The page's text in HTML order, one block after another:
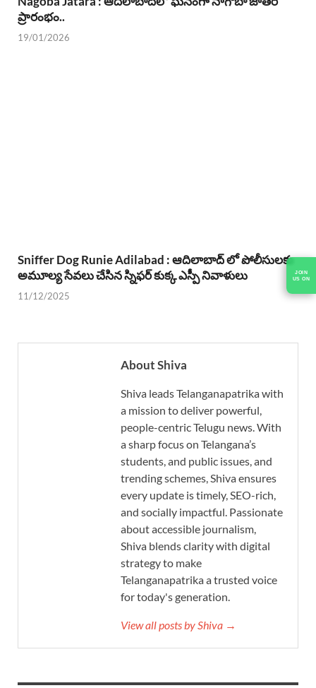
JOIN
US ON
ప్రారంభం..
19/01/2026
Sniffer Dog Runie Adilabad : ఆదిలాబాద్ లో పోలీసులకు
అమూల్య సేవలు చేసిన స్నిఫర్ కుక్క ఎస్పీ నివాళులు
11/12/2025
About Shiva
Shiva leads Telanganapatrika with
a mission to deliver powerful,
people-centric Telugu news. With
a sharp focus on Telangana’s
students, and public issues, and
trending schemes, Shiva ensures
every update is timely, SEO-rich,
and socially impactful. Passionate
about accessible journalism,
Shiva blends clarity with digital
strategy to make
Telanganapatrika a trusted voice
for today's generation.
View all posts by Shiva →